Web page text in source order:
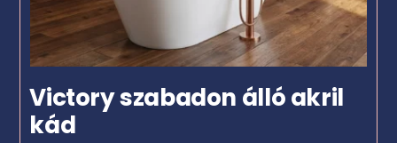
Victory szabadon álló akril
kád